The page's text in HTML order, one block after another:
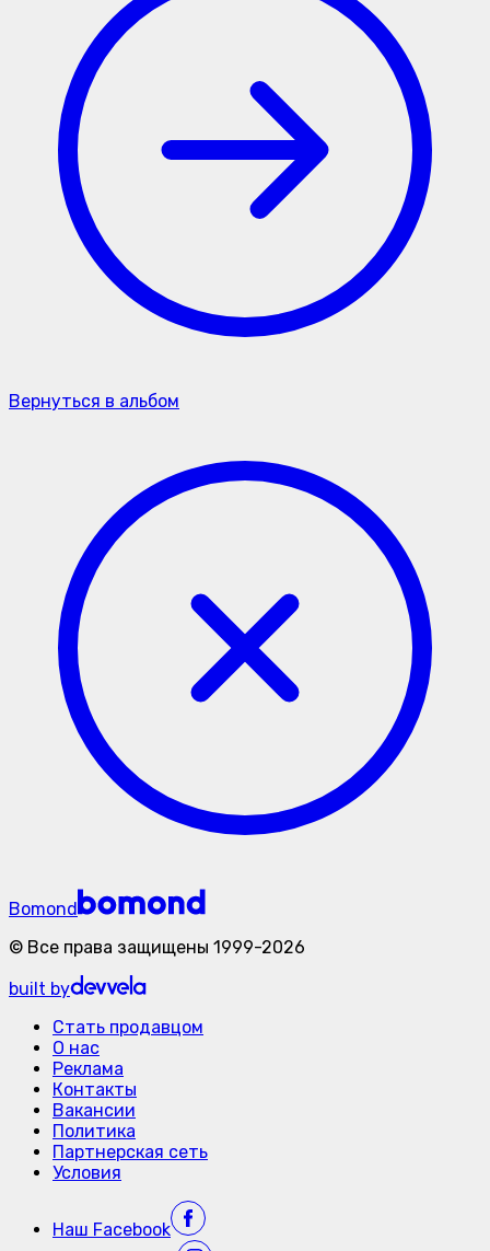
Вернуться в альбом
Bomond
© Все права защищены 1999-2026
built by
Стать продавцом
О нас
Реклама
Контакты
Вакансии
Политика
Партнерская сеть
Условия
Наш Facebook